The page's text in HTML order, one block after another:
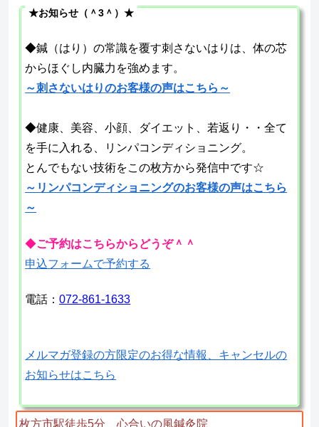
★お知らせ（＾3＾）★
◆鍼（はり）の常識を覆す刺さないはりは、体の芯
からほぐし内臓力を強めます。
～刺さないはりのお客様の声はこちら～
◆健康、美容、小顔、ダイエット、若返り・・全て
を手に入れる、リンパコンディショニング。
とんでもない技術をこの枚方から発信中です☆
～リンパコンディショニングのお客様の声はこちら
～
◆ご予約はこちらからどうぞ＾＾
申込フォームで予約する
電話：072-861-1633
メルマガ登録の方限定のお得な情報、キャンセルの
お知らせはこちら
枚方市駅徒歩5分 心合いの風鍼灸院